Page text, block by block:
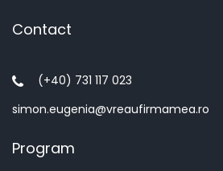
Contact
(+40) 731 117 023
simon.eugenia@vreaufirmamea.ro
Program